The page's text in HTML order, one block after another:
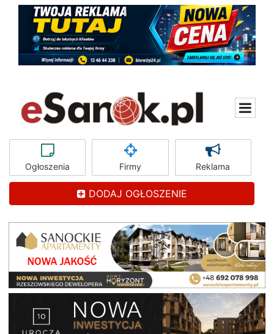
Ogłoszenia Firmy Reklama
DODAJ OGŁOSZENIE